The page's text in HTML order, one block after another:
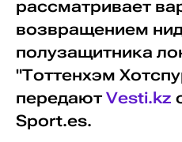
рассматривает
возвращением
полузащитника
"Тоттенхэм
передают Vesti.kz
Sport.es.